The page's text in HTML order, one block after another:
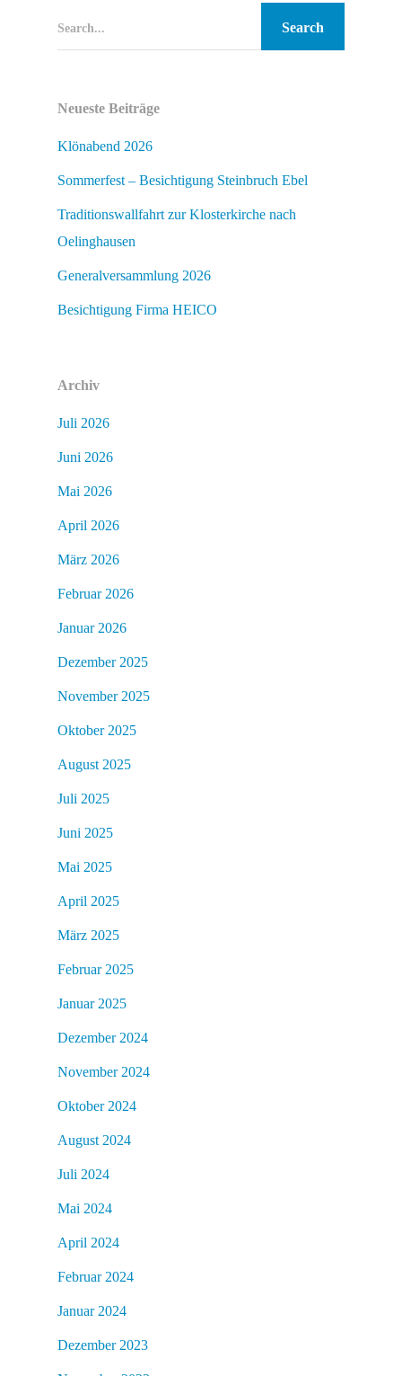
Search...
Neueste Beiträge
Klönabend 2026
Sommerfest – Besichtigung Steinbruch Ebel
Traditionswallfahrt zur Klosterkirche nach
Oelinghausen
Generalversammlung 2026
Besichtigung Firma HEICO
Archiv
Juli 2026
Juni 2026
Mai 2026
April 2026
März 2026
Februar 2026
Januar 2026
Dezember 2025
November 2025
Oktober 2025
August 2025
Juli 2025
Juni 2025
Mai 2025
April 2025
März 2025
Februar 2025
Januar 2025
Dezember 2024
November 2024
Oktober 2024
August 2024
Juli 2024
Mai 2024
April 2024
Februar 2024
Januar 2024
Dezember 2023